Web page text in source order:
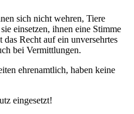
sich nicht wehren, Tiere
einsetzen, ihnen eine Stimme
das Recht auf ein unversehrtes
bei Vermittlungen.
ehrenamtlich, haben keine
eingesetzt!